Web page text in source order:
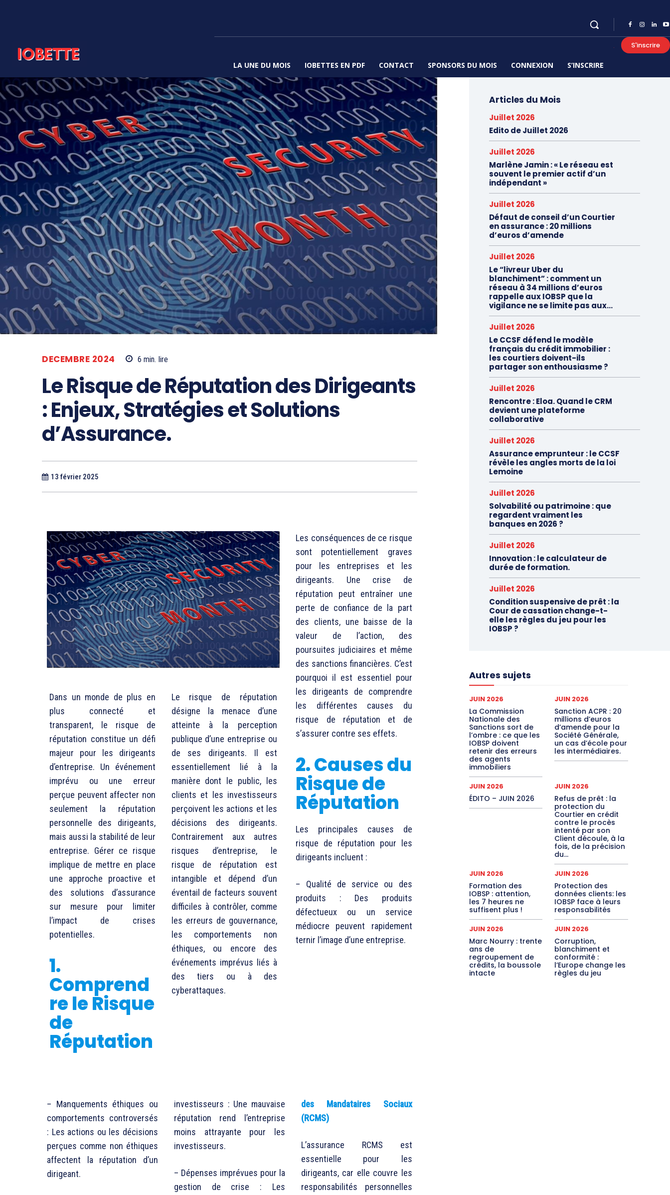
S'inscrire
LA UNE DU MOIS IOBETTES EN PDF CONTACT SPONSORS DU MOIS CONNEXION S’INSCRIRE
DECEMBRE 2024 6 min. lire
Le Risque de Réputation des Dirigeants
: Enjeux, Stratégies et Solutions
d’Assurance.
13 février 2025
Dans un monde de plus en
plus connecté et
transparent, le risque de
réputation constitue un défi
majeur pour les dirigeants
d’entreprise. Un événement
imprévu ou une erreur
perçue peuvent affecter non
seulement la réputation
personnelle des dirigeants,
mais aussi la stabilité de leur
entreprise. Gérer ce risque
implique de mettre en place
une approche proactive et
des solutions d’assurance
sur mesure pour limiter
l’impact de crises
potentielles.
1.
Comprend
re le Risque
de
Réputation
Le risque de réputation
désigne la menace d’une
atteinte à la perception
publique d’une entreprise ou
de ses dirigeants. Il est
essentiellement lié à la
manière dont le public, les
clients et les investisseurs
perçoivent les actions et les
décisions des dirigeants.
Contrairement aux autres
risques d’entreprise, le
risque de réputation est
intangible et dépend d’un
éventail de facteurs souvent
difficiles à contrôler, comme
les erreurs de gouvernance,
les comportements non
éthiques, ou encore des
événements imprévus liés à
des tiers ou à des
cyberattaques.
Les conséquences de ce risque
sont potentiellement graves
pour les entreprises et les
dirigeants. Une crise de
réputation peut entraîner une
perte de confiance de la part
des clients, une baisse de la
valeur de l’action, des
poursuites judiciaires et même
des sanctions financières. C’est
pourquoi il est essentiel pour
les dirigeants de comprendre
les différentes causes du
risque de réputation et de
s’assurer contre ses effets.
2. Causes du
Risque de
Réputation
Les principales causes de
risque de réputation pour les
dirigeants incluent :
– Qualité de service ou des
produits : Des produits
défectueux ou un service
médiocre peuvent rapidement
ternir l’image d’une entreprise.
– Manquements éthiques ou
comportements controversés
: Les actions ou les décisions
perçues comme non éthiques
affectent la réputation d’un
dirigeant.
investisseurs : Une mauvaise
réputation rend l’entreprise
moins attrayante pour les
investisseurs.
– Dépenses imprévues pour la
gestion de crise : Les
des Mandataires Sociaux
(RCMS)
L’assurance RCMS est
essentielle pour les
dirigeants, car elle couvre les
responsabilités personnelles
Articles du Mois
Juillet 2026
Edito de Juillet 2026
Juillet 2026
Marlène Jamin : « Le réseau est
souvent le premier actif d’un
indépendant »
Juillet 2026
Défaut de conseil d’un Courtier
en assurance : 20 millions
d’euros d’amende
Juillet 2026
Le “livreur Uber du
blanchiment” : comment un
réseau à 34 millions d’euros
rappelle aux IOBSP que la
vigilance ne se limite pas aux...
Juillet 2026
Le CCSF défend le modèle
français du crédit immobilier :
les courtiers doivent-ils
partager son enthousiasme ?
Juillet 2026
Rencontre : Eloa. Quand le CRM
devient une plateforme
collaborative
Juillet 2026
Assurance emprunteur : le CCSF
révèle les angles morts de la loi
Lemoine
Juillet 2026
Solvabilité ou patrimoine : que
regardent vraiment les
banques en 2026 ?
Juillet 2026
Innovation : le calculateur de
durée de formation.
Juillet 2026
Condition suspensive de prêt : la
Cour de cassation change-t-
elle les règles du jeu pour les
IOBSP ?
Autres sujets
JUIN 2026
La Commission
Nationale des
Sanctions sort de
l’ombre : ce que les
IOBSP doivent
retenir des erreurs
des agents
immobiliers
JUIN 2026
Sanction ACPR : 20
millions d’euros
d’amende pour la
Société Générale,
un cas d’école pour
les intermédiaires.
JUIN 2026
ÉDITO – JUIN 2026
JUIN 2026
Refus de prêt : la
protection du
Courtier en crédit
contre le procès
intenté par son
Client découle, à la
fois, de la précision
du...
JUIN 2026
Formation des
IOBSP : attention,
les 7 heures ne
suffisent plus !
JUIN 2026
Protection des
données clients: les
IOBSP face à leurs
responsabilités
JUIN 2026
Marc Nourry : trente
ans de
regroupement de
crédits, la boussole
intacte
JUIN 2026
Corruption,
blanchiment et
conformité :
l’Europe change les
règles du jeu